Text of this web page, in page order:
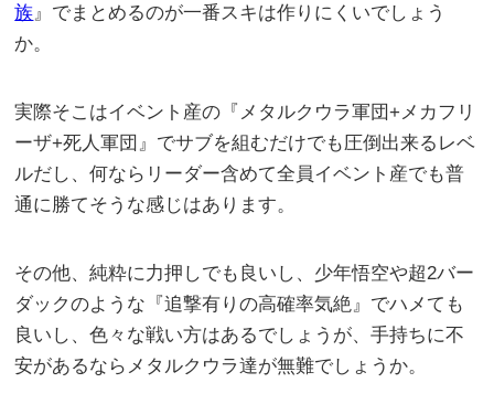
族 』でまとめるのが一番スキは作りにくいでしょう
か。
実際そこはイベント産の『メタルクウラ軍団+メカフリ
ーザ+死人軍団』でサブを組むだけでも圧倒出来るレベ
ルだし、何ならリーダー含めて全員イベント産でも普
通に勝てそうな感じはあります。
その他、純粋に力押しでも良いし、少年悟空や超2バー
ダックのような『追撃有りの高確率気絶』でハメても
良いし、色々な戦い方はあるでしょうが、手持ちに不
安があるならメタルクウラ達が無難でしょうか。